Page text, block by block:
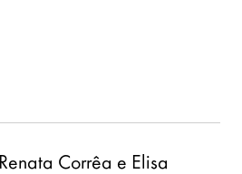
Renata Corrêa e Elisa